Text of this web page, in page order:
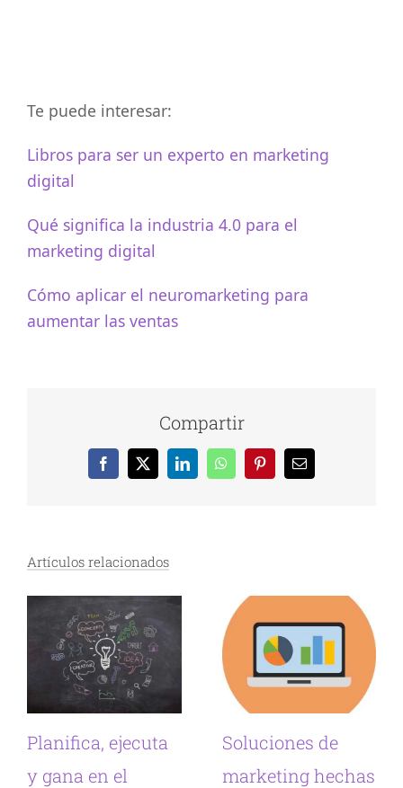
Te puede interesar:
Libros para ser un experto en marketing
digital
Qué significa la industria 4.0 para el
marketing digital
Cómo aplicar el neuromarketing para
aumentar las ventas
Compartir
Facebook
X LinkedInWhatsAppPinterestCorreo
electrónico
Artículos relacionados
Planifica, ejecuta
y gana en el
Soluciones de
marketing hechas